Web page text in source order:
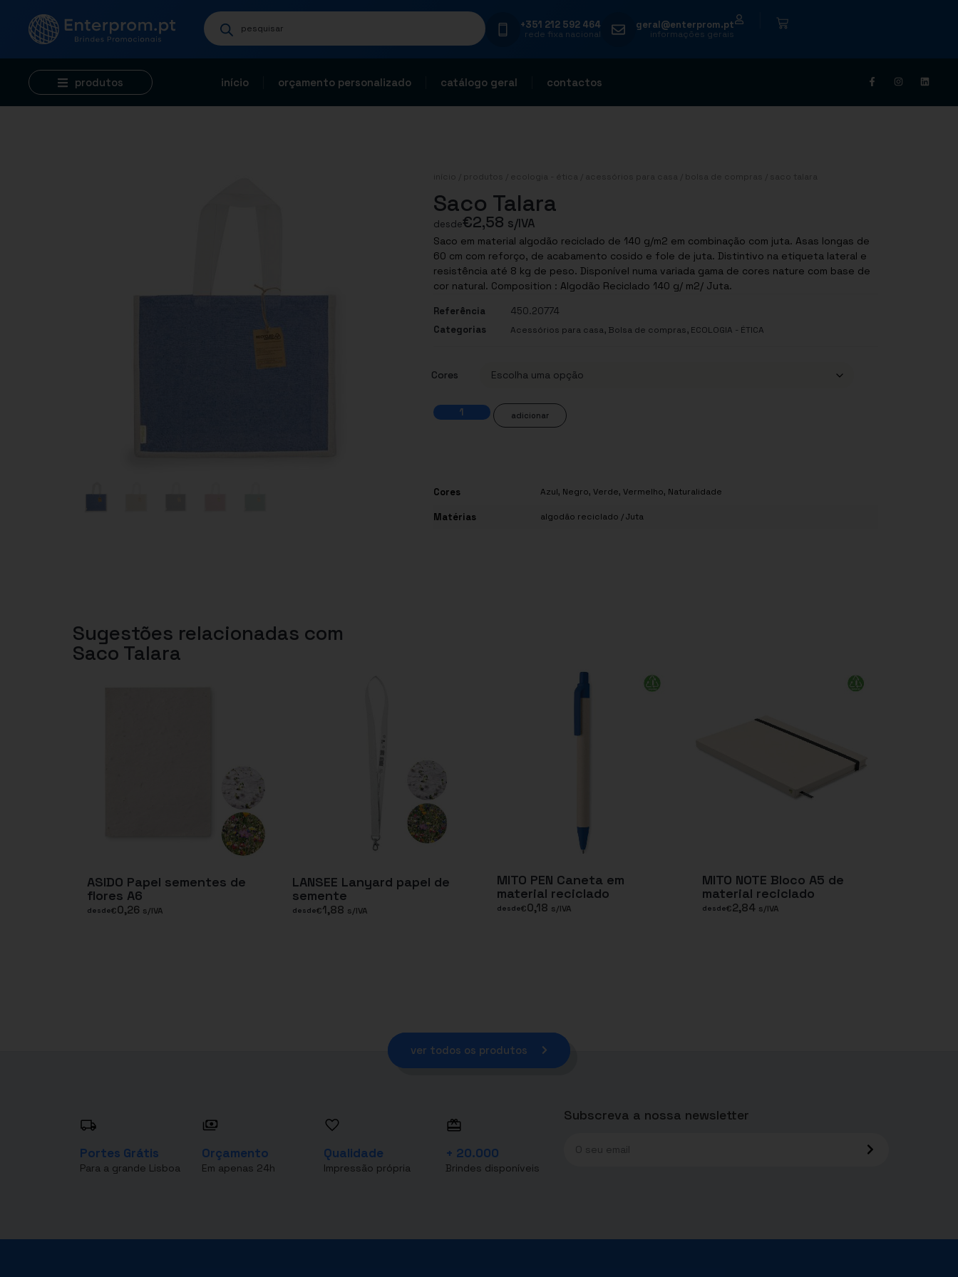
+351 212 592 464
rede fixa nacional
geral@enterprom.pt
informações gerais
produtos início orçamento personalizado catálogo geral contactos
início produtos ecologia - ética acessórios para casa bolsa de compras / saco talara
Saco Talara
desde€2,58 s/IVA
Saco em material algodão reciclado de 140 g/m2 em combinação com juta. Asas longas de
60 cm com reforço, de acabamento cosido e fole de juta. Distintivo na etiqueta lateral e
resistência até 8 kg de peso. Disponível numa variada gama de cores nature com base de
cor natural. Composition : Algodão Reciclado 140 g/ m2/ Juta.
Referência
450.20774
Categorias
Acessórios para casa, Bolsa de compras, ECOLOGIA - ÉTICA
Cores
adicionar
Cores Azul, Negro, Verde, Vermelho, Naturalidade
Matérias algodão reciclado / Juta
Sugestões relacionadas com
Saco Talara
ASIDO Papel sementes de
flores A6
desde€0,26 s/IVA
LANSEE Lanyard papel de
semente
desde€1,88 s/IVA
MITO PEN Caneta em
material reciclado
desde€0,18 s/IVA
MITO NOTE Bloco A5 de
material reciclado
desde€2,84 s/IVA
ver todos os produtos
Portes Grátis
Para a grande Lisboa
Orçamento
Em apenas 24h
Qualidade
Impressão própria
+ 20.000
Brindes disponíveis
Subscreva a nossa newsletter